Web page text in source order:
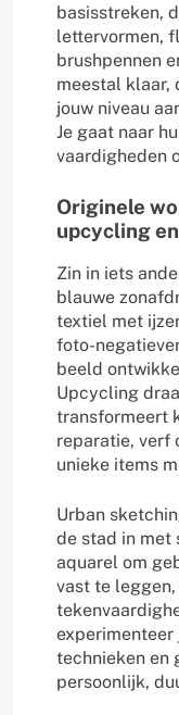
basisstreken,
lettervormen,
brushpennen
meestal klaar,
jouw niveau
Je gaat naar
vaardigheden
Originele
upcycling
Zin in iets
blauwe
textiel met
foto-
beeld
Upcycling
transformeert
reparatie, verf
unieke items
Urban
de stad in met
aquarel om
vast te
experimenteer
technieken en
persoonlijk,